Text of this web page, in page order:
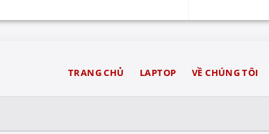
TRANG CHỦ LAPTOP VỀ CHÚNG TÔI